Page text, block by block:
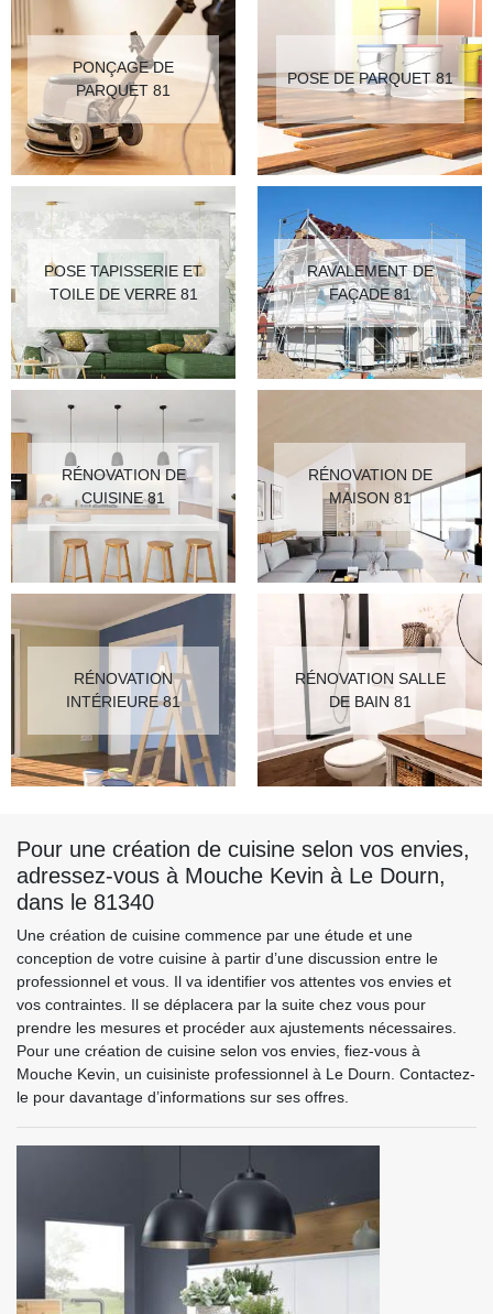
PONÇAGE DE
PARQUET 81
POSE DE PARQUET 81
POSE TAPISSERIE ET
TOILE DE VERRE 81
RAVALEMENT DE
FAÇADE 81
RÉNOVATION DE
CUISINE 81
RÉNOVATION DE
MAISON 81
RÉNOVATION
INTÉRIEURE 81
RÉNOVATION SALLE
DE BAIN 81
Pour une création de cuisine selon vos envies,
adressez-vous à Mouche Kevin à Le Dourn,
dans le 81340
Une création de cuisine commence par une étude et une
conception de votre cuisine à partir d’une discussion entre le
professionnel et vous. Il va identifier vos attentes vos envies et
vos contraintes. Il se déplacera par la suite chez vous pour
prendre les mesures et procéder aux ajustements nécessaires.
Pour une création de cuisine selon vos envies, fiez-vous à
Mouche Kevin, un cuisiniste professionnel à Le Dourn. Contactez-
le pour davantage d’informations sur ses offres.